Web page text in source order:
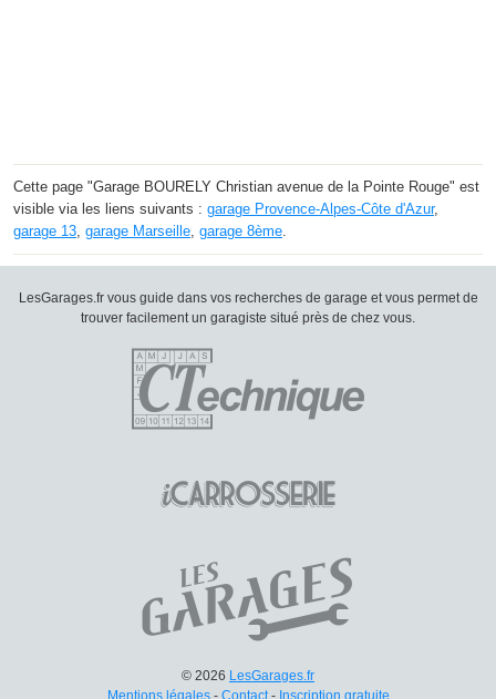
Cette page "Garage BOURELY Christian avenue de la Pointe Rouge" est
visible via les liens suivants : garage Provence-Alpes-Côte d'Azur,
garage 13, garage Marseille, garage 8ème.
LesGarages.fr vous guide dans vos recherches de garage et vous permet de
trouver facilement un garagiste situé près de chez vous.
© 2026 LesGarages.fr